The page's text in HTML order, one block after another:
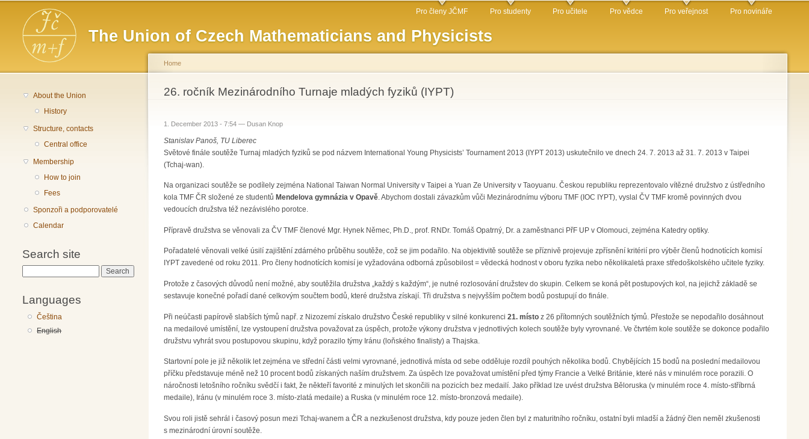
The Union of Czech Mathematicians and Physicists
Main menu Pro členy JČMF Pro studenty Pro učitele Pro vědce Pro veřejnost Pro novináře
About the Union
History
Structure, contacts
Central office
Membership
How to join
Fees
Sponzoři a podporovatelé
Calendar
Search site
Languages
Čeština
English
You are here
Home
26. ročník Mezinárodního Turnaje mladých fyziků (IYPT)
1. December 2013 - 7:54 — Dusan Knop
Stanislav Panoš, TU Liberec
Světové finále soutěže Turnaj mladých fyziků se pod názvem International Young Physicists’ Tournament 2013 (IYPT 2013) uskutečnilo ve dnech 24. 7. 2013 až 31. 7. 2013 v Taipei
(Tchaj-wan).
Na organizaci soutěže se podílely zejména National Taiwan Normal University v Taipei a Yuan Ze University v Taoyuanu. Českou republiku reprezentovalo vítězné družstvo z ústředního
kola TMF ČR složené ze studentů Mendelova gymnázia v Opavě. Abychom dostali závazkům vůči Mezinárodnímu výboru TMF (IOC IYPT), vyslal ČV TMF kromě povinných dvou
vedoucích družstva též nezávislého porotce.
Přípravě družstva se věnovali za ČV TMF členové Mgr. Hynek Němec, Ph.D., prof. RNDr. Tomáš Opatrný, Dr. a zaměstnanci PřF UP v Olomouci, zejména Katedry optiky.
Pořadatelé věnovali velké úsilí zajištění zdárného průběhu soutěže, což se jim podařilo. Na objektivitě soutěže se příznivě projevuje zpřísnění kritérií pro výběr členů hodnotících komisí
IYPT zavedené od roku 2011. Pro členy hodnotících komisí je vyžadována odborná způsobilost = vědecká hodnost v oboru fyzika nebo několikaletá praxe středoškolského učitele fyziky.
Protože z časových důvodů není možné, aby soutěžila družstva „každý s každým“, je nutné rozlosování družstev do skupin. Celkem se koná pět postupových kol, na jejichž základě se
sestavuje konečné pořadí dané celkovým součtem bodů, které družstva získají. Tři družstva s nejvyšším počtem bodů postupují do finále.
Při neúčasti papírově slabších týmů např. z Nizozemí získalo družstvo České republiky v silné konkurenci 21. místo z 26 přítomných soutěžních týmů. Přestože se nepodařilo dosáhnout
na medailové umístění, lze vystoupení družstva považovat za úspěch, protože výkony družstva v jednotlivých kolech soutěže byly vyrovnané. Ve čtvrtém kole soutěže se dokonce podařilo
družstvu vyhrát svou postupovou skupinu, když porazilo týmy Iránu (loňského finalisty) a Thajska.
Startovní pole je již několik let zejména ve střední části velmi vyrovnané, jednotlivá místa od sebe odděluje rozdíl pouhých několika bodů. Chybějících 15 bodů na poslední medailovou
příčku představuje méně než 10 procent bodů získaných naším družstvem. Za úspěch lze považovat umístění před týmy Francie a Velké Británie, které nás v minulém roce porazili. O
náročnosti letošního ročníku svědčí i fakt, že někteří favorité z minulých let skončili na pozicích bez medailí. Jako příklad lze uvést družstva Běloruska (v minulém roce 4. místo-stříbrná
medaile), Iránu (v minulém roce 3. místo-zlatá medaile) a Ruska (v minulém roce 12. místo-bronzová medaile).
Svou roli jistě sehrál i časový posun mezi Tchaj-wanem a ČR a nezkušenost družstva, kdy pouze jeden člen byl z maturitního ročníku, ostatní byli mladší a žádný člen neměl zkušenosti
s mezinárodní úrovní soutěže.